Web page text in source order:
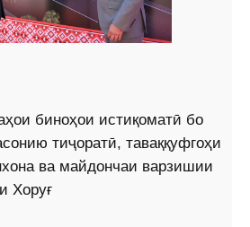
биноҳои истиқоматӣ бо
тиҷоратӣ, таваққуфгоҳи
ва майдончаи варзишии
Хоруғ